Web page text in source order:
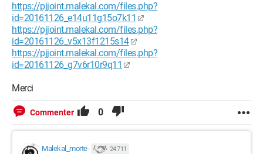
https://pjjoint.malekal.com/files.php?
id=20161126_e14u11g15o7k11
https://pjjoint.malekal.com/files.php?
id=20161126_v5x13f1215s14
https://pjjoint.malekal.com/files.php?
id=20161126_g7v6r10r9q11
Merci
Commenter 0
Malekal_morte- 24 711